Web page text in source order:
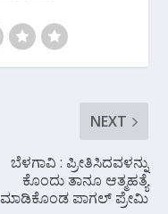
NEXT
ಬೆಳಗಾವಿ : ಪ್ರೀತಿಸಿದವಳನ್ನು
ಕೊಂದು ತಾನೂ ಆತ್ಮಹತ್ಯೆ
ಮಾಡಿಕೊಂಡ ಪಾಗಲ್ ಪ್ರೇಮಿ